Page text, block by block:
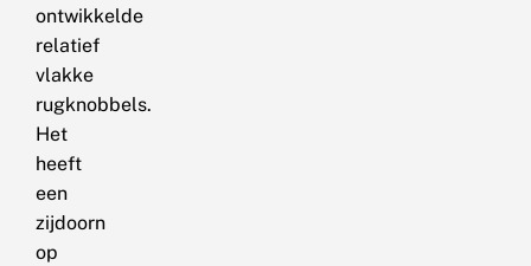
ontwikkelde
relatief
vlakke
rugknobbels.
Het
heeft
een
zijdoorn
op